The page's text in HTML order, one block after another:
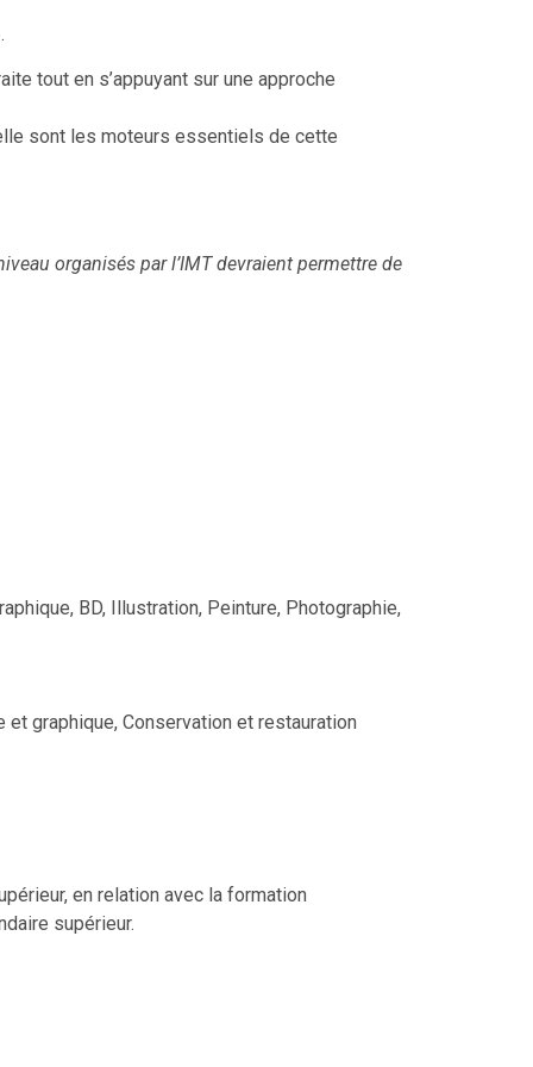
tout en s’appuyant sur une approche
sont les moteurs essentiels de cette
organisés par l’IMT devraient permettre de
BD, Illustration, Peinture, Photographie,
et graphique, Conservation et restauration
en relation avec la formation
supérieur.